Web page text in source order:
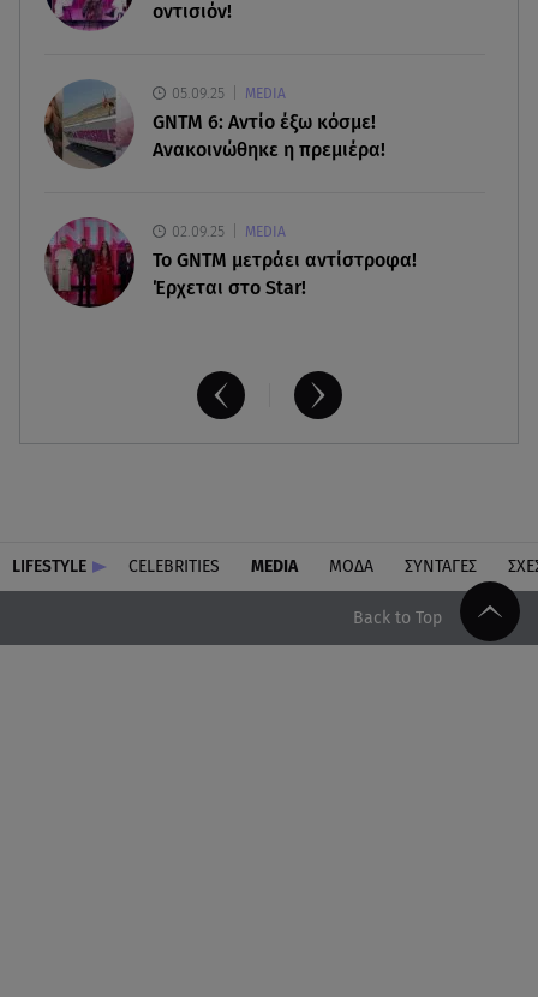
07.08.26 , 18:34οντισιόν!
05.09.25 MEDIA
GNTM 6: Αντίο έξω κόσμε!
Ανακοινώθηκε η πρεμιέρα!
02.09.25 MEDIA
Το GNTM μετράει αντίστροφα!
Έρχεται στο Star!
LIFESTYLE CELEBRITIES MEDIA ΜΟΔΑ ΣΥΝΤΑΓΕΣ
Back to Top